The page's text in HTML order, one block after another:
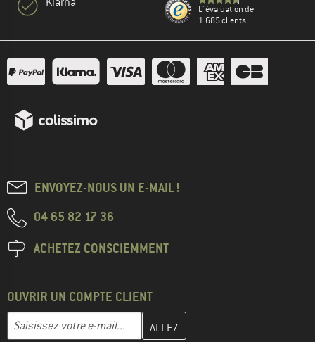
L' évaluation de
1.685 clients
ENVOYEZ-NOUS UN E-MAIL !
04 65 82 17 36
ACHETEZ CONSCIEMMENT
OUVRIR UN COMPTE CLIENT
Adresse e-mail
Entrez votre adresse e-mail ici et créez votre compte client à la